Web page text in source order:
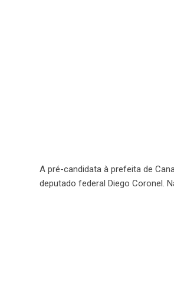
A pré-candidata à prefeita de
deputado federal Diego Coronel.